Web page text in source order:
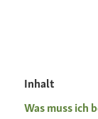
Inhalt
Was muss ich